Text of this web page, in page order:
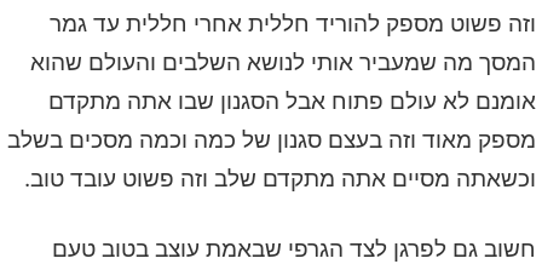
וזה פשוט מספק להוריד חללית אחרי חללית עד גמר
המסך מה שמעביר אותי לנושא השלבים והעולם שהוא
אומנם לא עולם פתוח אבל הסגנון שבו אתה מתקדם
מספק מאוד וזה בעצם סגנון של כמה וכמה מסכים בשלב
וכשאתה מסיים אתה מתקדם שלב וזה פשוט עובד טוב.
חשוב גם לפרגן לצד הגרפי שבאמת עוצב בטוב טעם